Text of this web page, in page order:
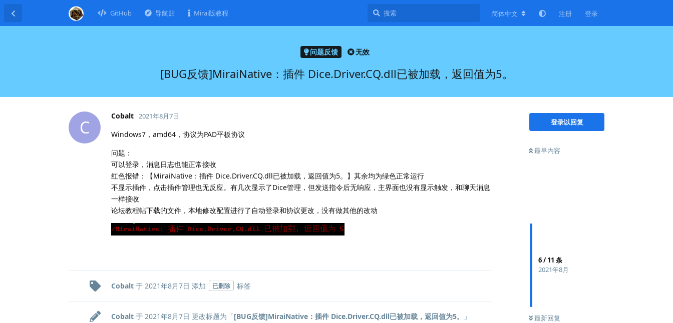
GitHub 导航贴 Mirai版教程 简体中文 注册 登录
问题反馈 无效
[BUG反馈]MiraiNative：插件 Dice.Driver.CQ.dll已被加载，返回值为5。
登录以回复
最早内容
6/11 条
2021年8月
最新回复
C
Cobalt 2021年8月7日
Windows7，amd64，协议为PAD平板协议
问题：
可以登录，消息日志也能正常接收
红色报错：【MiraiNative：插件 Dice.Driver.CQ.dll已被加载，返回值为5。】其余均为绿色正常运行
不显示插件，点击插件管理也无反应。有几次显示了Dice管理，但发送指令后无响应，主界面也没有显示触发，和聊天消息
一样接收
论坛教程帖下载的文件，本地修改配置进行了自动登录和协议更改，没有做其他的改动
Cobalt 于 2021年8月7日 添加 已删除 标签
Cobalt 于 2021年8月7日 更改标题为「[BUG反馈]MiraiNative：插件 Dice.Driver.CQ.dll已被加载，返回值为5。 」